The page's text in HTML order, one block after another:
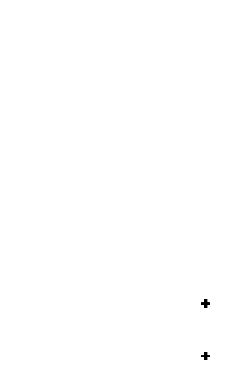
+
+